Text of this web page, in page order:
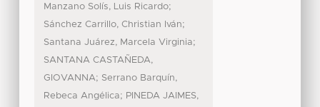
Manzano Solís, Luis Ricardo;
Sánchez Carrillo, Christian Iván;
Santana Juárez, Marcela Virginia;
SANTANA CASTAÑEDA,
GIOVANNA; Serrano Barquín,
Rebeca Angélica; PINEDA JAIMES,